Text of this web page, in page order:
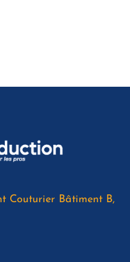
Couturier Bâtiment B,